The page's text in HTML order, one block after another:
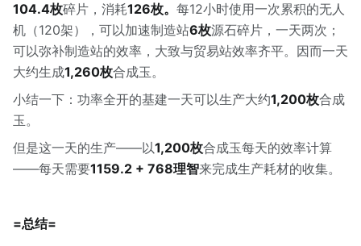
104.4枚碎片，消耗126枚。 每12小时使用一次累积的无人
机（120架），可以加速制造站6枚源石碎片，一天两次；
可以弥补制造站的效率，大致与贸易站效率齐平。因而一天
大约生成1,260枚合成玉。
小结一下：功率全开的基建一天可以生产大约1,200枚合成
玉。
但是这一天的生产——以1,200枚合成玉每天的效率计算
——每天需要1159.2 + 768理智来完成生产耗材的收集。
=总结=